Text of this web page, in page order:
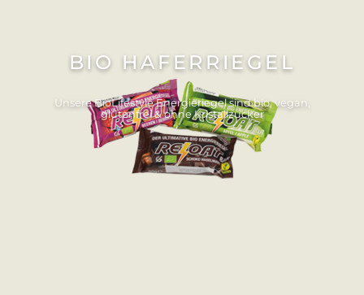
BIO HAFERRIEGEL
Unsere BioLifestyle Energieriegel sind bio, vegan,
glutenfrei & ohne Kristallzucker